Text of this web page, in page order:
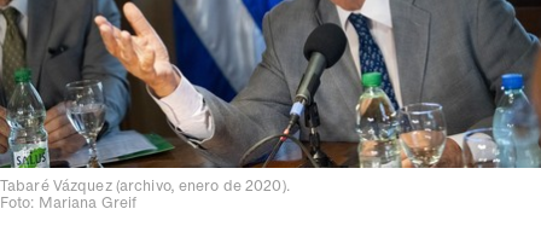
Tabaré Vázquez (archivo, enero de 2020).
Foto: Mariana Greif